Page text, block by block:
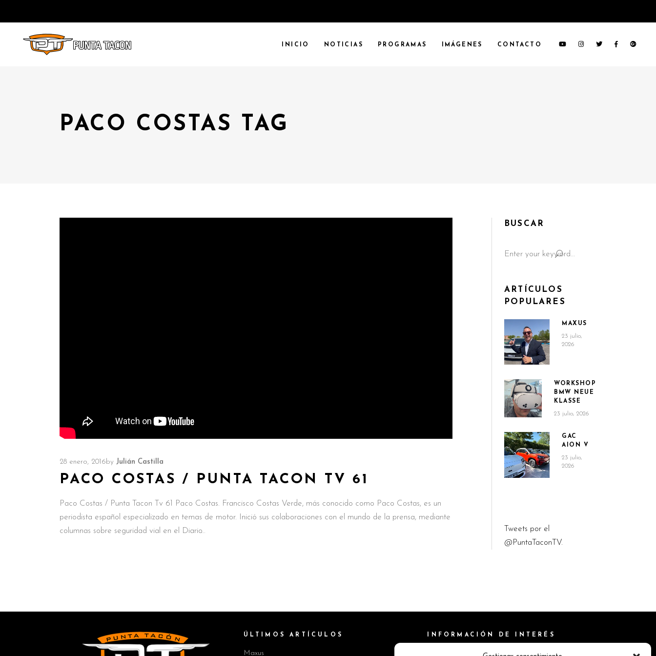
INICIO NOTICIAS PROGRAMAS IMÁGENES CONTACTO
PACO COSTAS TAG
28 enero, 2016 by Julián Castilla
PACO COSTAS / PUNTA TACON TV 61
Paco Costas / Punta Tacon Tv 61 Paco Costas. Francisco Costas Verde, más conocido como Paco Costas, es un
periodista español especializado en temas de motor. Inició sus colaboraciones con el mundo de la prensa, mediante
columnas sobre seguridad vial en el Diario
BUSCAR
for:
ARTÍCULOS
POPULARES
MAXUS
23 julio,
2026
WORKSHOP
BMW NEUE
KLASSE
23 julio, 2026
GAC
AION V
23 julio,
2026
Tweets por el
@PuntaTaconTV.
ÚLTIMOS ARTÍCULOS
Maxus
INFORMACIÓN DE INTERÉS
Política de Cookies